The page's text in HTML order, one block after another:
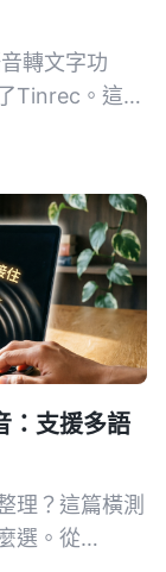
轉文字功
Tinrec。這篇
：支援多語
理？這篇橫測
選。從